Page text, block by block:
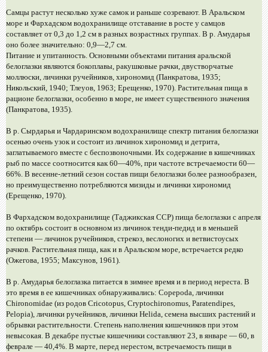
Самцы растут несколько хуже самок и раньше созревают. В Аральском
море и Фархадском водохранилище отставание в росте у самцов
составляет от 0,3 до 1,2 см в разных возрастных группах. В р. Амударья
оно более значительно: 0,9—2,7 см.
Питание и упитанность. Основными объектами питания аральской
белоглазки являются бокоплавы, ракушковые рачки, двустворчатые
моллюски, личинки ручейников, хирономид (Панкратова, 1935;
Никольский, 1940; Тлеуов, 1963; Ерещенко, 1970). Растительная пища в
рационе белоглазки, особенно в море, не имеет существенного значения
(Панкратова, 1935).
В р. Сырдарья и Чардаринском водохранилище спектр питания белоглазки
осенью очень узок и состоит из личинок хирономид и детрита,
заглатываемого вместе с беспозвоночными. Их содержание в кишечниках
рыб по массе соотносится как 60—40%, при частоте встречаемости 60—
66%. В весенне-летний сезон состав пищи белоглазки более разнообразен,
но преимущественно потребляются мизиды и личинки хирономид
(Ерещенко, 1970).
В Фархадском водохранилище (Таджикская ССР) пища белоглазки с апреля
по октябрь состоит в основном из личинок тенди-педид и в меньшей
степени — личинок ручейников, стрекоз, веслоногих и ветвистоусых
рачков. Растительная пища, как и в Аральском море, встречается редко
(Ожегова, 1955; Максунов, 1961).
В р. Амударья белоглазка питается в зимнее время и в период нереста. В
это время в ее кишечниках обнаруживались: Copepoda, личинки
Chironomidae (из родов Cricotopus, Cryptochironomus, Paratendipes,
Pelopia), личинки ручейников, личинки Helida, семена высших растений и
обрывки растительности. Степень наполнения кишечников при этом
невысокая. В декабре пустые кишечники составляют 23, в январе — 60, в
феврале — 40,4%. В марте, перед нерестом, встречаемость пищи в